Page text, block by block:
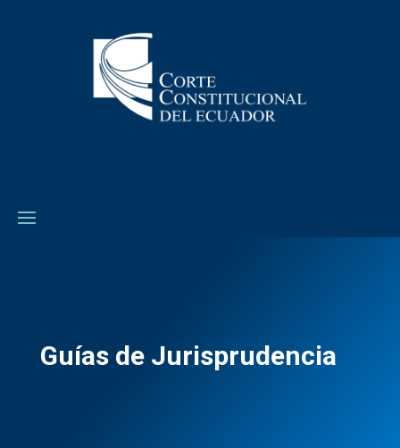
Guías de Jurisprudencia